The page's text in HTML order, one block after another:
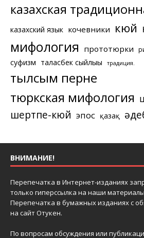
казахская
казахский язык кочевники кюй
мифология прототюрки
суфизм таласбек сыйлығы традиция.
тылсым перне
тюркская мифология
шертпе-кюй эпос қазақ
ВНИМАНИЕ!
Перепечатка в Интернет-изданиях
только гиперссылка на наши
Перепечатка в бумажных изданиях с
на сайт Отукен.
По вопросам обсуждения или